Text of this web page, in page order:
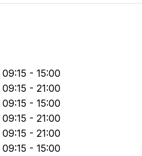
09:15 - 15:00
09:15 - 21:00
09:15 - 15:00
09:15 - 21:00
09:15 - 21:00
09:15 - 15:00